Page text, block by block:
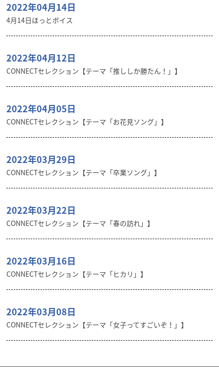
2022年04月14日
4月14日ほっとボイス
2022年04月12日
CONNECTセレクション【テーマ「推ししか勝たん！」】
2022年04月05日
CONNECTセレクション【テーマ「お花見ソング」】
2022年03月29日
CONNECTセレクション【テーマ「卒業ソング」】
2022年03月22日
CONNECTセレクション【テーマ「春の訪れ」】
2022年03月16日
CONNECTセレクション【テーマ「ヒカリ」】
2022年03月08日
CONNECTセレクション【テーマ「女子ってすごいぞ！」】